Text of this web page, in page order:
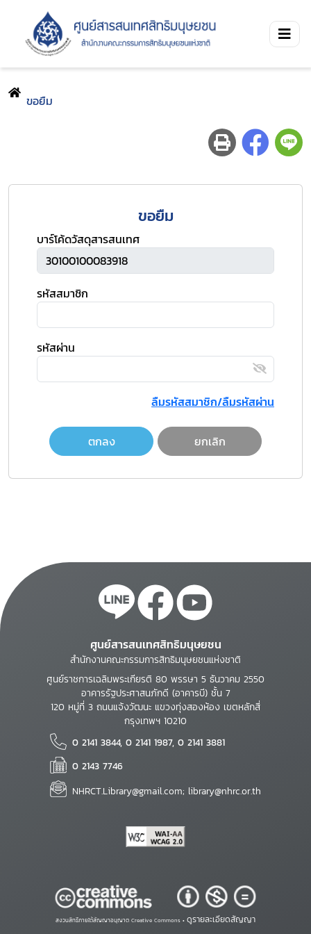
ขอยืม
ขอยืม
บาร์โค้ดวัสดุสารสนเทศ
รหัสสมาชิก
รหัสผ่าน
ลืมรหัสสมาชิก/ลืมรหัสผ่าน
ตกลง ยกเลิก
ศูนย์สารสนเทศสิทธิมนุษยชน
สำนักงานคณะกรรมการสิทธิมนุษยชนแห่งชาติ
ศูนย์ราชการเฉลิมพระเกียรติ 80 พรรษา 5 ธันวาคม 2550
อาคารรัฐประศาสนภักดี (อาคารบี) ชั้น 7
120 หมู่ที่ 3 ถนนแจ้งวัฒนะ แขวงทุ่งสองห้อง เขตหลักสี่
กรุงเทพฯ 10210
0 2141 3844, 0 2141 1987, 0 2141 3881
0 2143 7746
NHRCT.Library@gmail.com; library@nhrc.or.th
สงวนสิทธิ์ภายใต้สัญญาอนุญาต Creative Commons • ดูรายละเอียดสัญญา